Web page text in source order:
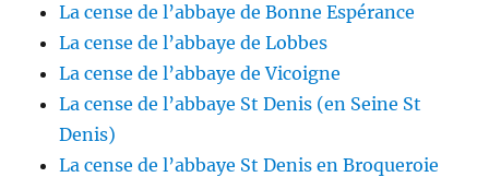
La cense de l’abbaye de Bonne Espérance
La cense de l’abbaye de Lobbes
La cense de l’abbaye de Vicoigne
La cense de l’abbaye St Denis (en Seine St
Denis)
La cense de l’abbaye St Denis en Broqueroie